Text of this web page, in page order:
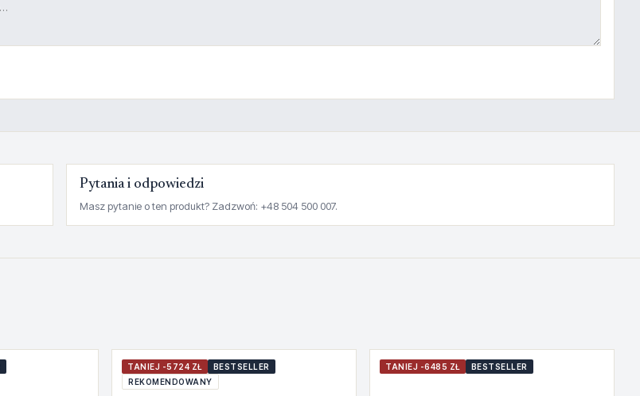
Pytania i odpowiedzi
Masz pytanie o ten produkt? Zadzwoń: +48 504 500 007.
TANIEJ -5724 ZŁ
BESTSELLER
REKOMENDOWANY
TANIEJ -6485 ZŁ BESTSELLER